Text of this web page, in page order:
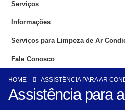
Serviços
Informações
Serviços para Limpeza de Ar
Fale Conosco
HOME ASSISTÊNCIA PARA AR
Assistência para